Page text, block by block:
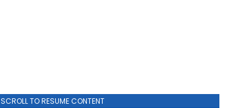
SCROLL TO RESUME CONTENT